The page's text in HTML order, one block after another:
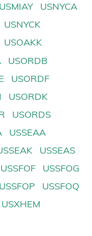
USMIAY
USNYCA
USNYCK
USOAKK
USORDB
USORDF
USORDK
USORDS
USSEAA
USSEAS
USSFOF
USSFOG
USSFOP
USSFOQ
USXHEM